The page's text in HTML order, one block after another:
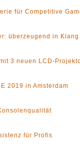
für Competitive
überzeugend in
3 neuen LCD-
2019 in Amsterdam
für Profis